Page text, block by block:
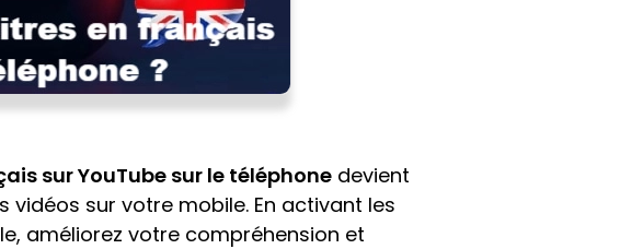
sur YouTube sur le téléphone devient
sur votre mobile. En activant les
améliorez votre compréhension et